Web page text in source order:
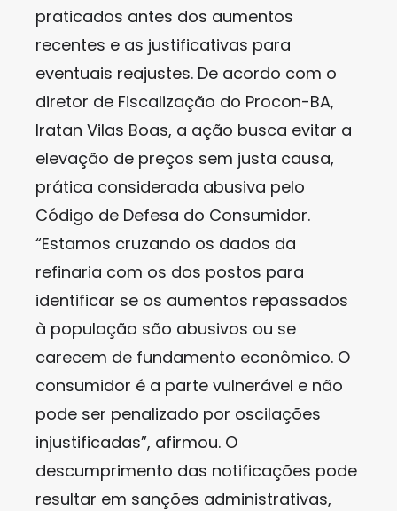
praticados antes dos aumentos
recentes e as justificativas para
eventuais reajustes. De acordo com o
diretor de Fiscalização do Procon-BA,
Iratan Vilas Boas, a ação busca evitar a
elevação de preços sem justa causa,
prática considerada abusiva pelo
Código de Defesa do Consumidor.
“Estamos cruzando os dados da
refinaria com os dos postos para
identificar se os aumentos repassados
à população são abusivos ou se
carecem de fundamento econômico. O
consumidor é a parte vulnerável e não
pode ser penalizado por oscilações
injustificadas”, afirmou. O
descumprimento das notificações pode
resultar em sanções administrativas,